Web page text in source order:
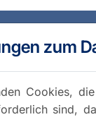
zum
Cookies,
sind,